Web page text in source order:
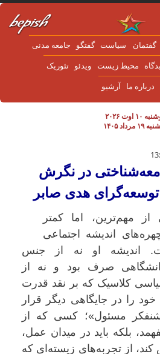
سياست گفتگو جامعه مدنی
محیط زیست ویدئو تئوریک
ما آرشیو
در نگرش
در نگرش
هدی صابر
مهم‌ترین، اما کمتر
اندیشه اجتماعی
اندیشه او نه از جنس
صرف بود و نه از
کلاسیک که بر نقد قدرت
را در جایگاهی دیگر قرار
مسئول»؛ کسی که از
بلکه باید در میدان عمل،
از تجربه‌های زیسته‌ای که